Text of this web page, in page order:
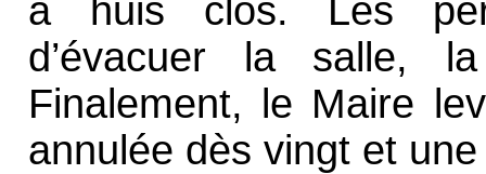
à huis clos. Les
d’évacuer la salle,
Finalement, le Maire
annulée dès vingt et